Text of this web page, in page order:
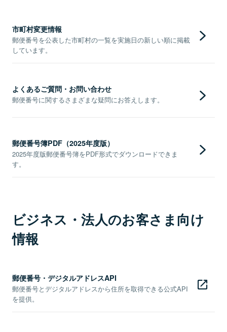
市町村変更情報
郵便番号を公表した市町村の一覧を実施日の新しい順に掲載
しています。
よくあるご質問・お問い合わせ
郵便番号に関するさまざまな疑問にお答えします。
郵便番号簿PDF（2025年度版）
2025年度版郵便番号簿をPDF形式でダウンロードできま
す。
ビジネス・法人のお客さま向け
情報
郵便番号・デジタルアドレスAPI
郵便番号とデジタルアドレスから住所を取得できる公式API
を提供。